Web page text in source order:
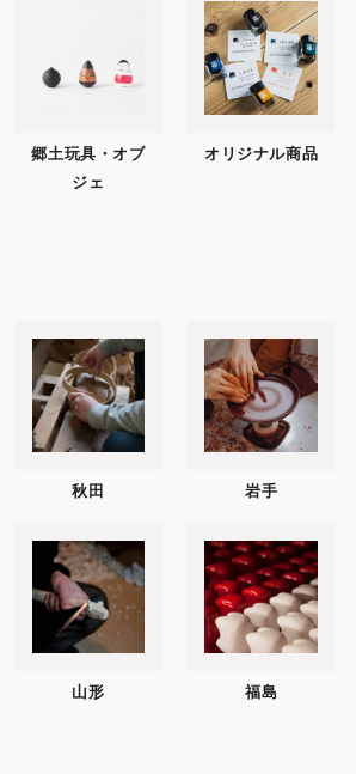
郷土玩具・オブ
ジェ
オリジナル商品
秋田 岩手
山形 福島